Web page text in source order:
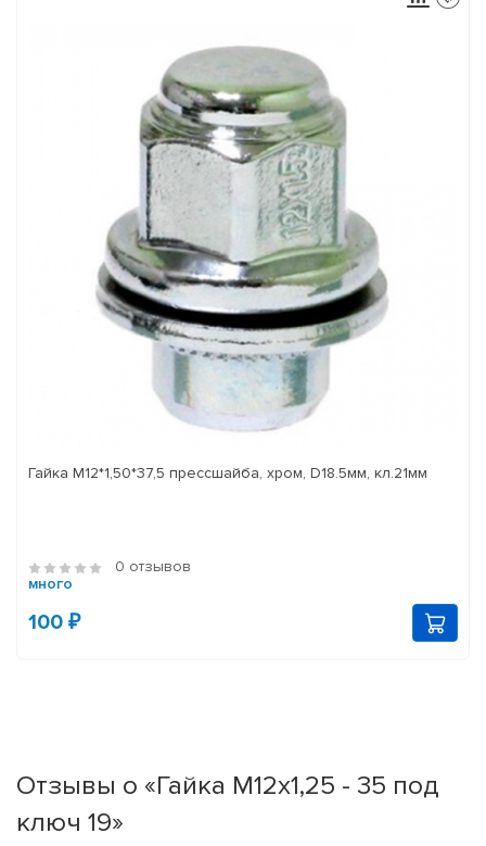
Гайка М12*1,50*37,5 прессшайба, хром, D18.5мм, кл.21мм
0 отзывов
много
100 ₽
Отзывы о «Гайка М12х1,25 - 35 под
ключ 19»